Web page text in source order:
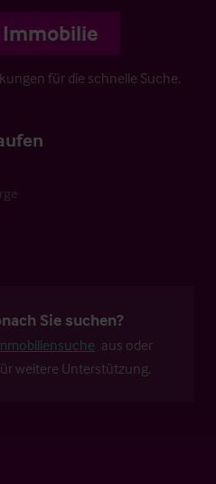
für die schnelle Suche.
Sie suchen?
aus oder
weitere Unterstützung.